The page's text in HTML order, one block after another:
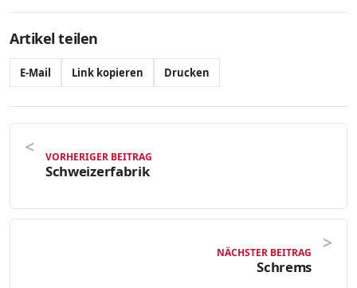
Artikel teilen
E-Mail Link kopieren Drucken
VORHERIGER BEITRAG
Schweizerfabrik
NÄCHSTER BEITRAG
Schrems